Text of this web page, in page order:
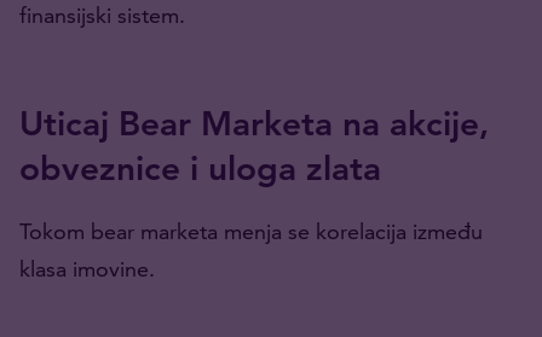
finansijski sistem.
Uticaj Bear Marketa na akcije,
obveznice i uloga zlata
Tokom bear marketa menja se korelacija između
klasa imovine.